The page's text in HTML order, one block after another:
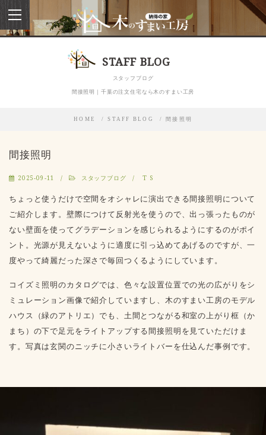
toggle
navigation
STAFF BLOG
スタッフブログ
間接照明｜千葉の注文住宅なら木のすまい工房
HOME STAFF BLOG 間接照明
間接照明
2025-09-11 スタッフブログ T S
ちょっと使うだけで空間をオシャレに演出できる間接照明について
ご紹介します。壁際につけて反射光を使うので、出っ張ったものが
ない壁面を使ってグラデーションを感じられるようにするのがポイ
ント。光源が見えないように適度に引っ込めてあげるのですが、一
度やって綺麗だった深さで毎回つくるようにしています。
コイズミ照明のカタログでは、色々な設置位置での光の広がりをシ
ミュレーション画像で紹介していますし、木のすまい工房のモデル
ハウス（緑のアトリエ）でも、土間とつながる和室の上がり框（か
まち）の下で足元をライトアップする間接照明を見ていただけま
す。写真は玄関のニッチに小さいライトバーを仕込んだ事例です。